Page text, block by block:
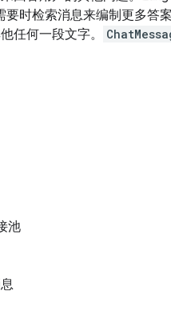
时检索消息来编制更多答
任何一段文字。
池